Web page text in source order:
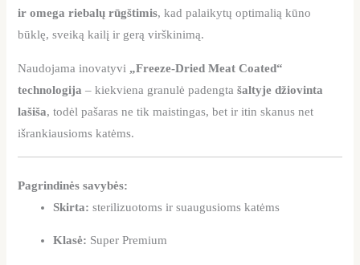
ir omega riebalų rūgštimis, kad palaikytų optimalią kūno
būklę, sveiką kailį ir gerą virškinimą.
Naudojama inovatyvi „Freeze-Dried Meat Coated“
technologija – kiekviena granulė padengtašaltyje džiovinta
lašiša, todėl pašaras ne tik maistingas, bet ir itin skanus net
išrankiausioms katėms.
Pagrindinės savybės:
Skirta: sterilizuotoms ir suaugusioms katėms
Klasė: Super Premium